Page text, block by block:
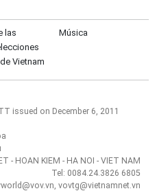
las
Vietnam
Música
issued on December 6, 2011
- HOAN KIEM - HA NOI - VIET NAM
Tel: 0084.24.3826 6805
vovtg@vietnamnet.vn